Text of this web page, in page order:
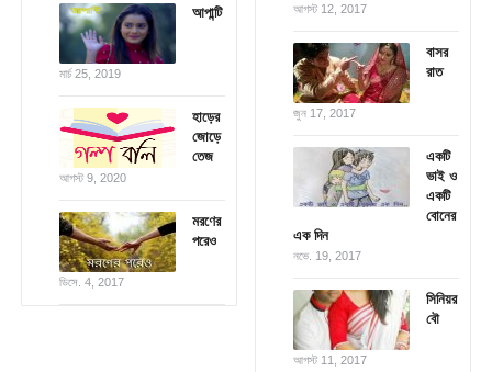
আপান্টি
মার্চ 25, 2019
হাড়ের
জোড়ে
তেজ
আগস্ট 9, 2020
মরণের
পরেও
ডিসে. 4, 2017
আগস্ট 12, 2017
বাসর
রাত
জুন 17, 2017
একটি
ভাই ও
একটি
বোনের
এক দিন
নভে. 19, 2017
সিনিয়র
বৌ
আগস্ট 11, 2017